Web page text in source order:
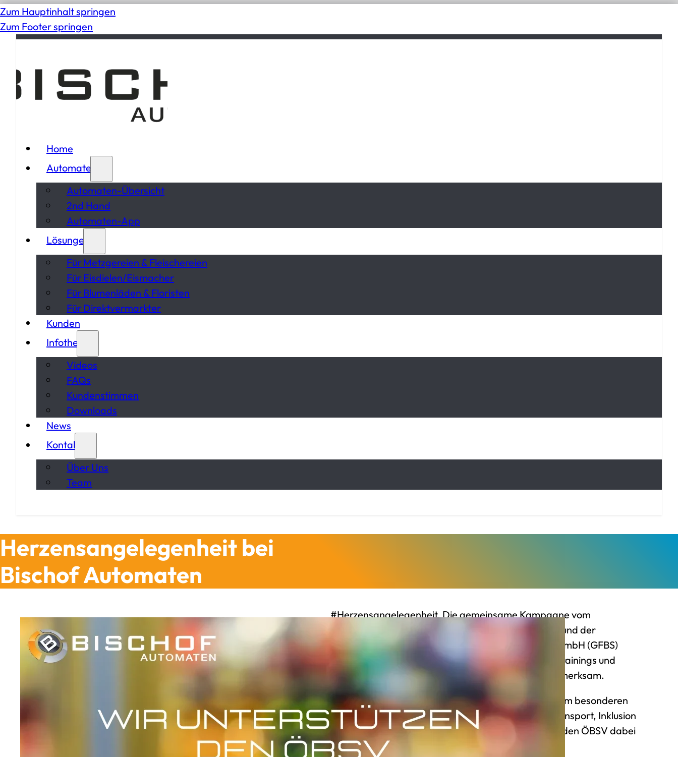
Zum Hauptinhalt springen
Zum Footer springen
Home
Automaten
Automaten-Übersicht
2nd Hand
Automaten-App
Lösungen
Für Metzgereien & Fleischereien
Für Eisdielen/Eismacher
Für Blumenläden & Floristen
Für Direktvermarkter
Kunden
Infothek
Videos
FAQs
Kundenstimmen
Downloads
News
Kontakt
Über Uns
Team
Herzensangelegenheit bei
Bischof Automaten
#Herzensangelegenheit. Die gemeinsame Kampagne vom
Österreichischen Behindertensportverband (ÖBSV) und der
Gesellschaft zur Förderung des Behindertensports GmbH (GFBS)
macht auf die Probleme der Wiederaufnahme von Trainings und
sportlichen Wettbewerben im Behindertensport aufmerksam.
Wir von Bischof Automaten sind begeistert von diesem besonderen
Projekt, das ein starkes Signal in Richtung Behindertensport, Inklusion
und Zusammenhalt sendet. Wir freuen uns, dass wir den ÖBSV dabei
unterstützen dürfen!